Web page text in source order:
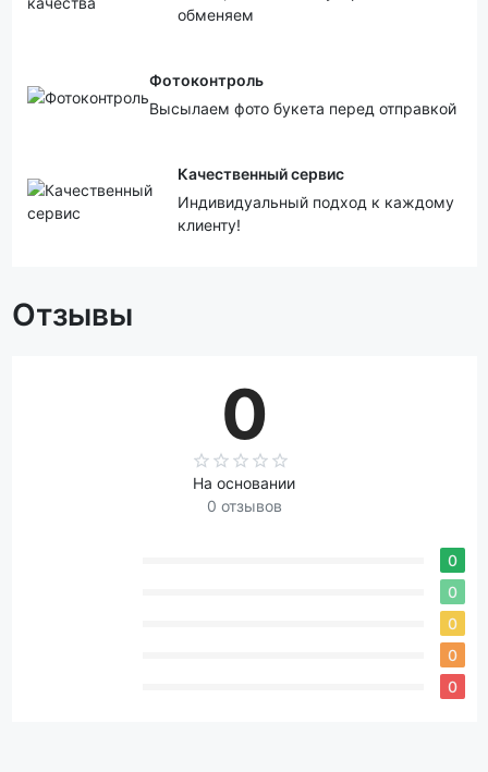
обменяем
Фотоконтроль
Высылаем фото букета перед отправкой
Качественный сервис
Индивидуальный подход к каждому
клиенту!
Отзывы
0
На основании
0 отзывов
0
0
0
0
0